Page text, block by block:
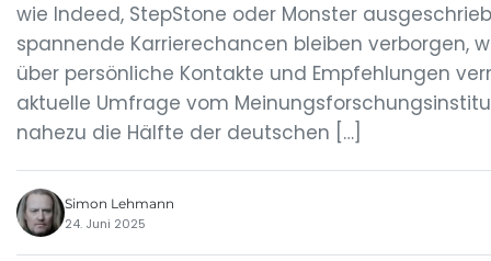
wie Indeed, StepStone oder Monster
spannende Karrierechancen bleiben verborgen,
über persönliche Kontakte und Empfehlungen
aktuelle Umfrage vom
nahezu die Hälfte der deutschen […]
Simon Lehmann
24. Juni 2025